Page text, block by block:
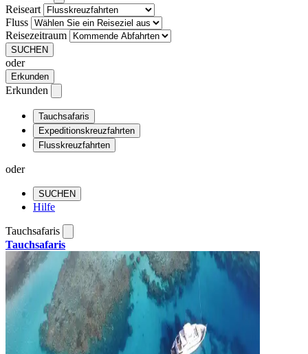
Reiseart
Fluss
Reisezeitraum
SUCHEN
oder
Erkunden
Erkunden
Tauchsafaris
Expeditionskreuzfahrten
Flusskreuzfahrten
oder
SUCHEN
Hilfe
Tauchsafaris
Tauchsafaris